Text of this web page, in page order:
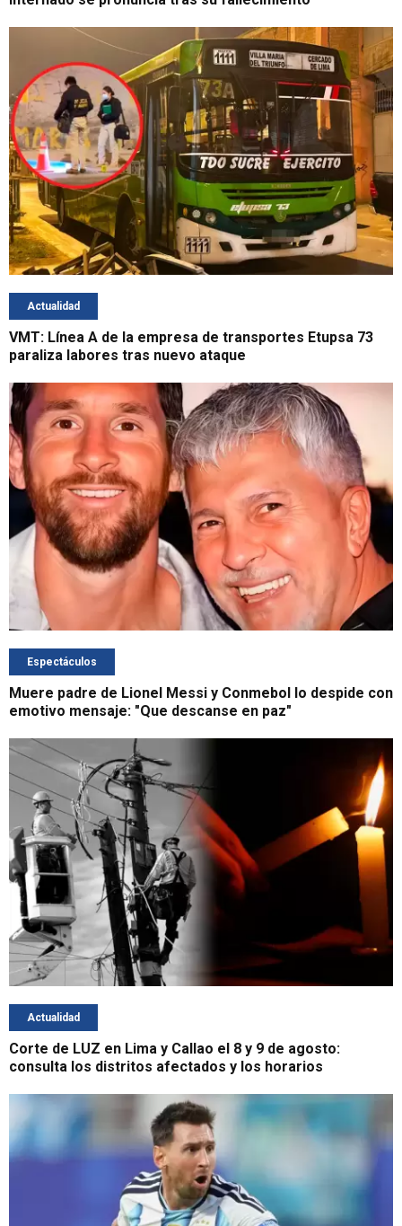
Actualidad
VMT: Línea A de la empresa de transportes Etupsa 73
paraliza labores tras nuevo ataque
Espectáculos
Muere padre de Lionel Messi y Conmebol lo despide con
emotivo mensaje: "Que descanse en paz"
Actualidad
Corte de LUZ en Lima y Callao el 8 y 9 de agosto:
consulta los distritos afectados y los horarios